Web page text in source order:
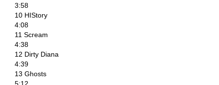
3:58
10 HIStory
4:08
11 Scream
4:38
12 Dirty Diana
4:39
13 Ghosts